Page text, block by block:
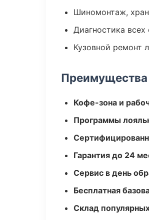
Шиномонтаж,
Диагностика
Кузовной ремонт
Кофе-зона и
Программы
Гарантия до 24
Сервис в день
Бесплатная
Склад